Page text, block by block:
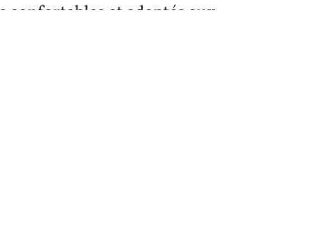
confortables et adaptés aux